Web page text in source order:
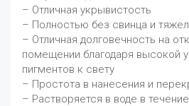
– Отличная укрывистость
– Полностью без свинца и
– Отличная долговечность на
помещении благодаря высокой
пигментов к свету
– Простота в нанесения и
– Растворяется в воде в